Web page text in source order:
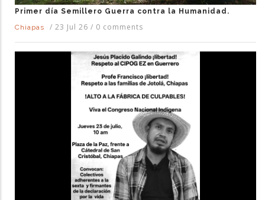
Primer día Semillero Guerra contra la Humanidad.
Chiapas
/ 23 Jul 26 / 0 comments